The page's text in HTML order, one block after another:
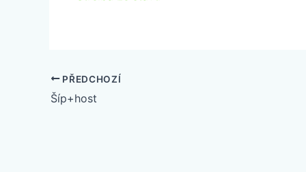
PŘEDCHOZÍ
Šíp+host